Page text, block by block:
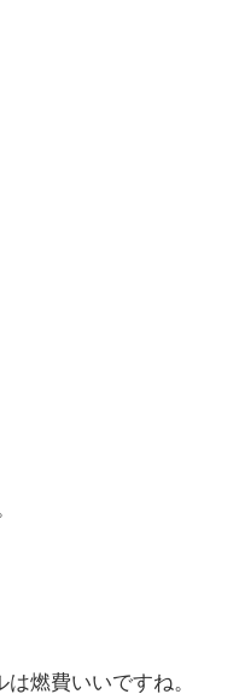
燃費いいですね。